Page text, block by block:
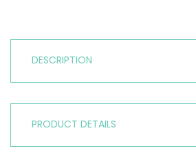
DESCRIPTION
PRODUCT DETAILS